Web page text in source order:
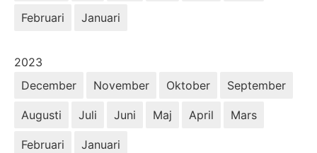
Februari Januari
År:
2023
December
November Oktober September
Augusti Juli Juni Maj April Mars
Februari Januari